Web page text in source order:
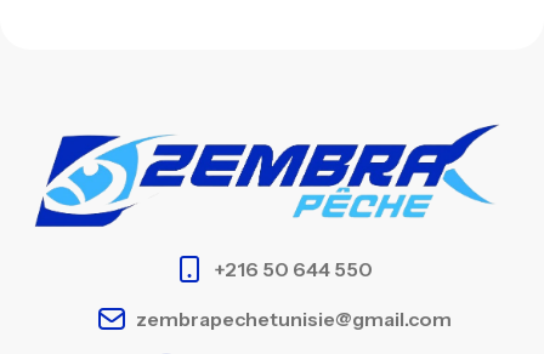
+216 50 644 550
zembrapechetunisie@gmail.com